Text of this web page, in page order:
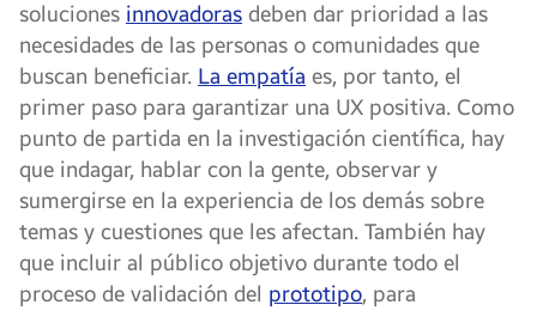
soluciones innovadoras deben dar prioridad a las
necesidades de las personas o comunidades que
buscan beneficiar. La empatía es, por tanto, el
primer paso para garantizar una UX positiva. Como
punto de partida en la investigación científica, hay
que indagar, hablar con la gente, observar y
sumergirse en la experiencia de los demás sobre
temas y cuestiones que les afectan. También hay
que incluir al público objetivo durante todo el
proceso de validación del prototipo, para